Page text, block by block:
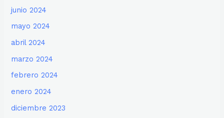
junio 2024
mayo 2024
abril 2024
marzo 2024
febrero 2024
enero 2024
diciembre 2023